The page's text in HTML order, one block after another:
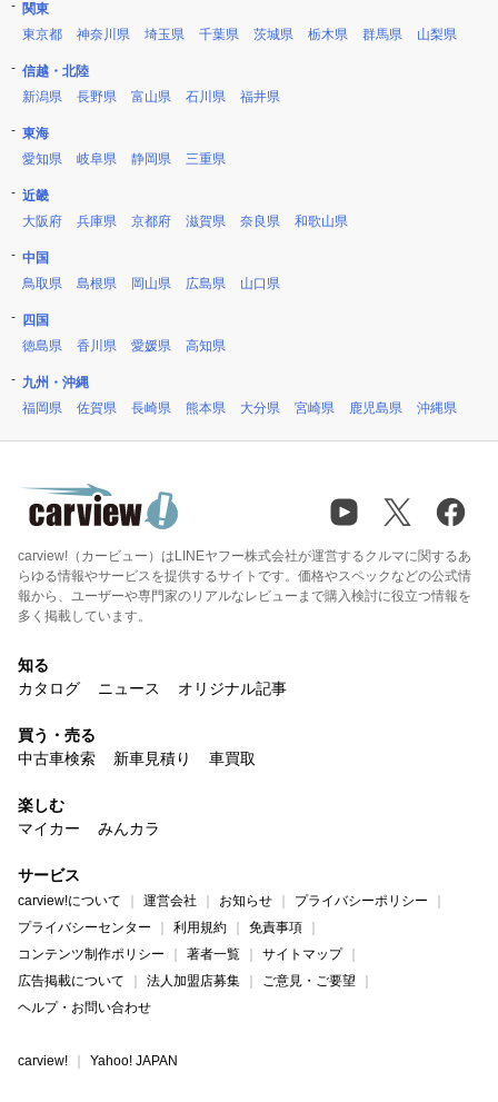
関東
東京都
神奈川県 埼玉県 千葉県 茨城県 栃木県 群馬県 山梨県
信越・北陸
新潟県
長野県 富山県 石川県 福井県
東海
愛知県
岐阜県 静岡県 三重県
近畿
大阪府
兵庫県 京都府 滋賀県 奈良県 和歌山県
中国
鳥取県
島根県 岡山県 広島県 山口県
四国
徳島県
香川県 愛媛県 高知県
九州・沖縄
福岡県
佐賀県 長崎県 熊本県 大分県 宮崎県 鹿児島県 沖縄県
carview!（カービュー）はLINEヤフー株式会社が運営するクルマに関するあ
らゆる情報やサービスを提供するサイトです。価格やスペックなどの公式情
報から、ユーザーや専門家のリアルなレビューまで購入検討に役立つ情報を
多く掲載しています。
知る
カタログ
ニュース オリジナル記事
買う・売る
中古車検索
新車見積り 車買取
楽しむ
マイカー
みんカラ
サービス
carview!について 運営会社 お知らせ
プライバシーポリシー
プライバシーセンター
利用規約
免責事項
コンテンツ制作ポリシー
著者一覧
サイトマップ
広告掲載について
法人加盟店募集
ご意見・ご要望
ヘルプ・お問い合わせ
carview! Yahoo! JAPAN